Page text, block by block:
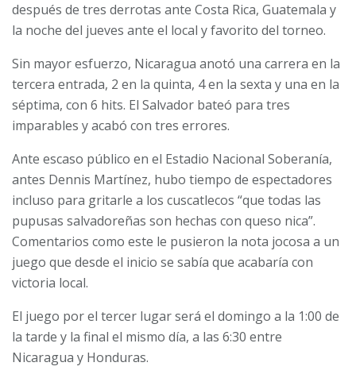
después de tres derrotas ante Costa Rica, Guatemala y
la noche del jueves ante el local y favorito del torneo.
Sin mayor esfuerzo, Nicaragua anotó una carrera en la
tercera entrada, 2 en la quinta, 4 en la sexta y una en la
séptima, con 6 hits. El Salvador bateó para tres
imparables y acabó con tres errores.
Ante escaso público en el Estadio Nacional Soberanía,
antes Dennis Martínez, hubo tiempo de espectadores
incluso para gritarle a los cuscatlecos “que todas las
pupusas salvadoreñas son hechas con queso nica”.
Comentarios como este le pusieron la nota jocosa a un
juego que desde el inicio se sabía que acabaría con
victoria local.
El juego por el tercer lugar será el domingo a la 1:00 de
la tarde y la final el mismo día, a las 6:30 entre
Nicaragua y Honduras.